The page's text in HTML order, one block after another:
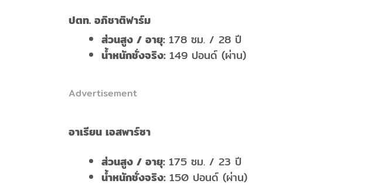
ปตท. อภิชาติฟาร์ม
ส่วนสูง / อายุ: 178 ซม. / 28 ปี
น้ำหนักชั่งจริง: 149 ปอนด์ (ผ่าน)
Advertisement
อาเรียน เอสพาร์ซา
ส่วนสูง / อายุ: 175 ซม. / 23 ปี
น้ำหนักชั่งจริง: 150 ปอนด์ (ผ่าน)